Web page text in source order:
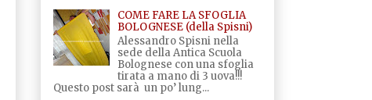
COME FARE LA SFOGLIA
BOLOGNESE (della Spisni)
Alessandro Spisni nella
sede della Antica Scuola
Bolognese con una sfoglia
tirata a mano di 3 uova!!!
Questo post sarà un po’ lung...